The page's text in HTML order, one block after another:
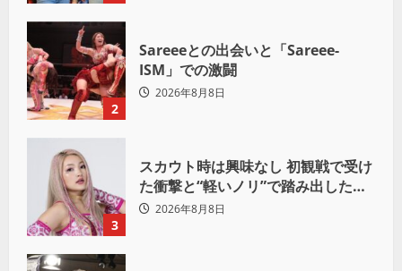
2
Sareeeとの出会いと「Sareee-
ISM」での激闘
2026年8月8日
3
スカウト時は興味なし 初観戦で受け
た衝撃と“軽いノリ”で踏み出したプ
ロレスへの道
2026年8月8日